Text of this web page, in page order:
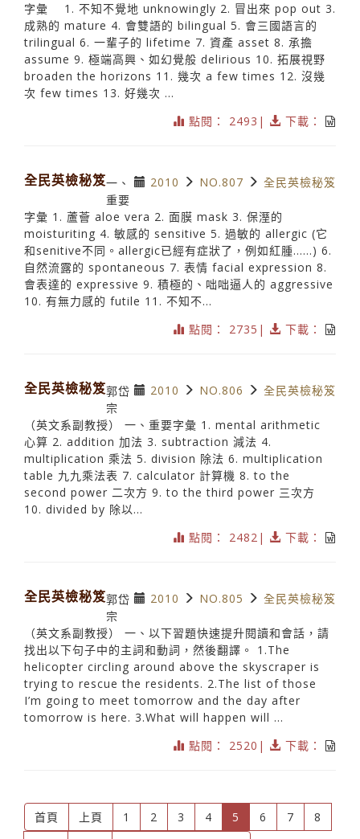
字彙 1. 不知不覺地 unknowingly 2. 冒出來 pop out 3.
成熟的 mature 4. 會雙語的 bilingual 5. 會三國語言的
trilingual 6. 一輩子的 lifetime 7. 資產 asset 8. 承擔
assume 9. 極端高興、如幻覺般 delirious 10. 拓展視野
broaden the horizons 11. 幾次 a few times 12. 沒幾
次 few times 13. 好幾次 ...
點閱： 2493|
下載：
全民英檢秘笈 2010 NO.807 全民英檢秘笈
一、
重要
字彙 1. 蘆薈 aloe vera 2. 面膜 mask 3. 保溼的
moisturiting 4. 敏感的 sensitive 5. 過敏的 allergic (它
和senitive不同。allergic已經有症狀了，例如紅腫……) 6.
自然流露的 spontaneous 7. 表情 facial expression 8.
會表達的 expressive 9. 積極的、咄咄逼人的 aggressive
10. 有無力感的 futile 11. 不知不...
點閱： 2735|
下載：
全民英檢秘笈 2010 NO.806 全民英檢秘笈
郭岱
宗
（英文系副教授） 一、重要字彙 1. mental arithmetic
心算 2. addition 加法 3. subtraction 減法 4.
multiplication 乘法 5. division 除法 6. multiplication
table 九九乘法表 7. calculator 計算機 8. to the
second power 二次方 9. to the third power 三次方
10. divided by 除以...
點閱： 2482|
下載：
全民英檢秘笈 2010 NO.805 全民英檢秘笈
郭岱
宗
（英文系副教授） 一、以下習題快速提升閱讀和會話，請
找出以下句子中的主詞和動詞，然後翻譯。 1.The
helicopter circling around above the skyscraper is
trying to rescue the residents. 2.The list of those
I’m going to meet tomorrow and the day after
tomorrow is here. 3.What will happen will ...
點閱： 2520|
下載：
首頁 上頁 1 2 3 4 5 (current)
6 7
8